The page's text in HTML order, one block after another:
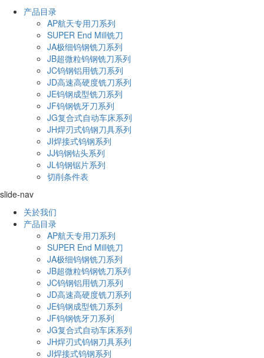
产品目录
AP航天专用刀系列
SUPER End Mill铣刀
JA极细钨钢铣刀系列
JB超微粒钨钢铣刀系列
JC钨钢铝用铣刀系列
JD高速高硬度铣刀系列
JE钨钢成型铣刀系列
JF钨钢铣牙刀系列
JG复合式自动车床系列
JH焊刃式钨钢刀具系列
JI焊接式钨钢系列
JJ钨钢钻头系列
JL钨钢锯片系列
切削条件表
slide-nav
关於我们
产品目录
AP航天专用刀系列
SUPER End Mill铣刀
JA极细钨钢铣刀系列
JB超微粒钨钢铣刀系列
JC钨钢铝用铣刀系列
JD高速高硬度铣刀系列
JE钨钢成型铣刀系列
JF钨钢铣牙刀系列
JG复合式自动车床系列
JH焊刃式钨钢刀具系列
JI焊接式钨钢系列